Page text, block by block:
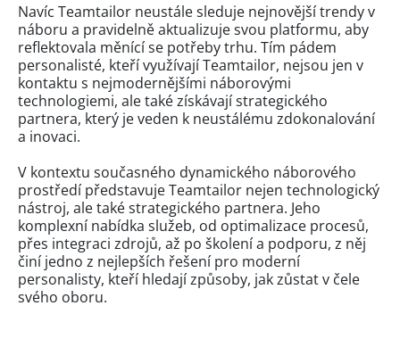
Navíc Teamtailor neustále sleduje nejnovější trendy v
náboru a pravidelně aktualizuje svou platformu, aby
reflektovala měnící se potřeby trhu. Tím pádem
personalisté, kteří využívají Teamtailor, nejsou jen v
kontaktu s nejmodernějšími náborovými
technologiemi, ale také získávají strategického
partnera, který je veden k neustálému zdokonalování
a inovaci.
V kontextu současného dynamického náborového
prostředí představuje Teamtailor nejen technologický
nástroj, ale také strategického partnera. Jeho
komplexní nabídka služeb, od optimalizace procesů,
přes integraci zdrojů, až po školení a podporu, z něj
činí jedno z nejlepších řešení pro moderní
personalisty, kteří hledají způsoby, jak zůstat v čele
svého oboru.